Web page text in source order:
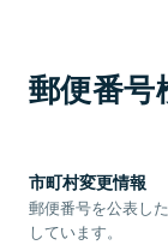
郵便番号
市町村変更情報
郵便番号を公表し
しています。